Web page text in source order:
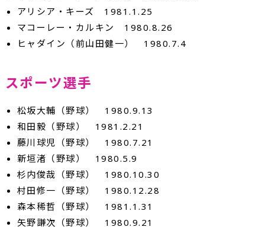
アリシア・キーズ 1981.1.25
マコーレー・カルキン 1980.8.26
ヒャダイン（前山田健一） 1980.7.4
スポーツ選手
松坂大輔（野球） 1980.9.13
和田毅（野球） 1981.2.21
藤川球児（野球） 1980.7.21
新垣渚（野球） 1980.5.9
杉内俊哉（野球） 1980.10.30
村田修一（野球） 1980.12.28
森本稀哲（野球） 1981.1.31
矢野謙次（野球） 1980.9.21